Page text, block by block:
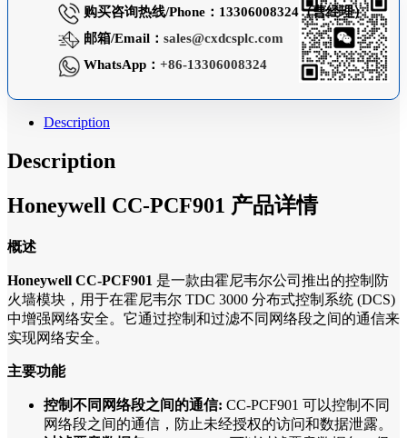
购买咨询热线/Phone：13306008324（曹经理）
邮箱/Email： sales@cxdcsplc.com
WhatsApp： +86-13306008324
Description
Description
Honeywell CC-PCF901 产品详情
概述
Honeywell CC-PCF901 是一款由霍尼韦尔公司推出的控制防
火墙模块，用于在霍尼韦尔 TDC 3000 分布式控制系统 (DCS)
中增强网络安全。它通过控制和过滤不同网络段之间的通信来
实现网络安全。
主要功能
控制不同网络段之间的通信: CC-PCF901 可以控制不同
网络段之间的通信，防止未经授权的访问和数据泄露。